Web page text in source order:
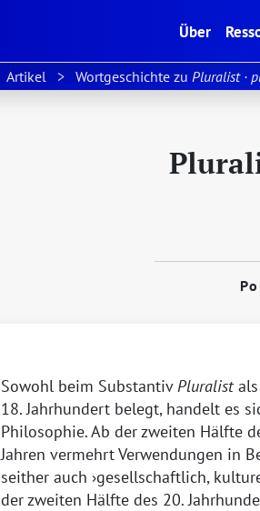
Über
Artikel Wortgeschichte zuPluralist ·
Sowohl beim SubstantivPluralistals
18. Jahrhundert belegt, handelt es
Philosophie. Ab der zweiten Hälfte
Jahren vermehrt Verwendungen in
seither auch gesellschaftlich,
der zweiten Hälfte des 20.